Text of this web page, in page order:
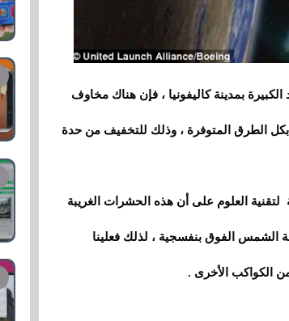
بمدينة كاليفونيا ، فإن هناك مخاوف
الطرق المتوفرة ، وذلك للتخفيف من حدة
لتقنية العلوم على أن هذه الحشرات الغريبة
الشمس الفوق بنفسجية ، لذلك فعلينا
الكواكب الأخرى .